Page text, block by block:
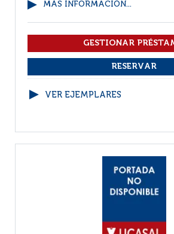
MÁS INFORMACIÓN...
VER EJEMPLARES